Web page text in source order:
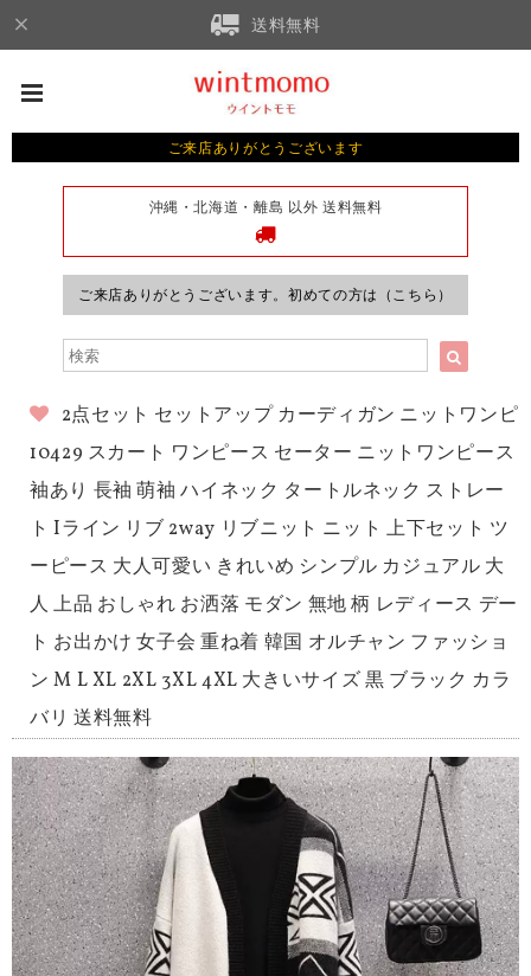
送料無料
ご来店ありがとうございます
沖縄・北海道・離島 以外 送料無料
ご来店ありがとうございます。初めての方は（こちら）
2点セット セットアップ カーディガン ニットワンピ
10429 スカート ワンピース セーター ニットワンピース
袖あり 長袖 萌袖 ハイネック タートルネック ストレー
ト Iライン リブ 2way リブニット ニット 上下セット ツ
ーピース 大人可愛い きれいめ シンプル カジュアル 大
人 上品 おしゃれ お洒落 モダン 無地 柄 レディース デー
ト お出かけ 女子会 重ね着 韓国 オルチャン ファッショ
ン M L XL 2XL 3XL 4XL 大きいサイズ 黒 ブラック カラ
バリ 送料無料